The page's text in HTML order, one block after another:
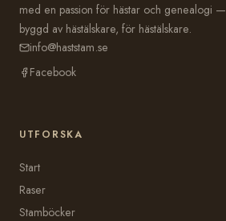
med en passion för hästar och genealogi —
byggd av hästälskare, för hästälskare.
info@haststam.se
Facebook
UTFORSKA
Start
Raser
Stamböcker